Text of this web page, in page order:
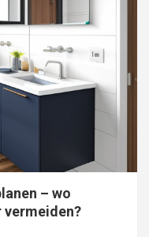
– wo
vermeiden?